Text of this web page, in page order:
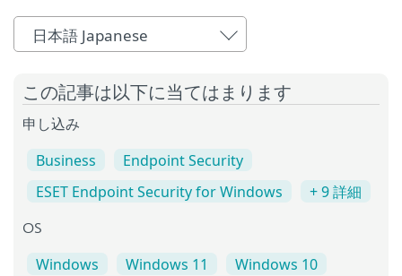
日本語 Japanese
この記事は以下に当てはまります
申し込み
Business
Endpoint Security
ESET Endpoint Security for Windows
+ 9 詳細
OS
Windows Windows 11
Windows 10